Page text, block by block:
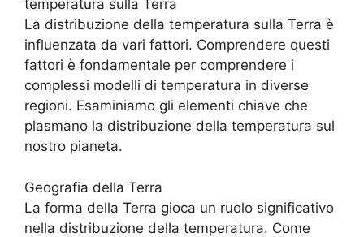
temperatura sulla Terra
La distribuzione della temperatura sulla Terra è
influenzata da vari fattori. Comprendere questi
fattori è fondamentale per comprendere i
complessi modelli di temperatura in diverse
regioni. Esaminiamo gli elementi chiave che
plasmano la distribuzione della temperatura sul
nostro pianeta.
Geografia della Terra
La forma della Terra gioca un ruolo significativo
nella distribuzione della temperatura. Come